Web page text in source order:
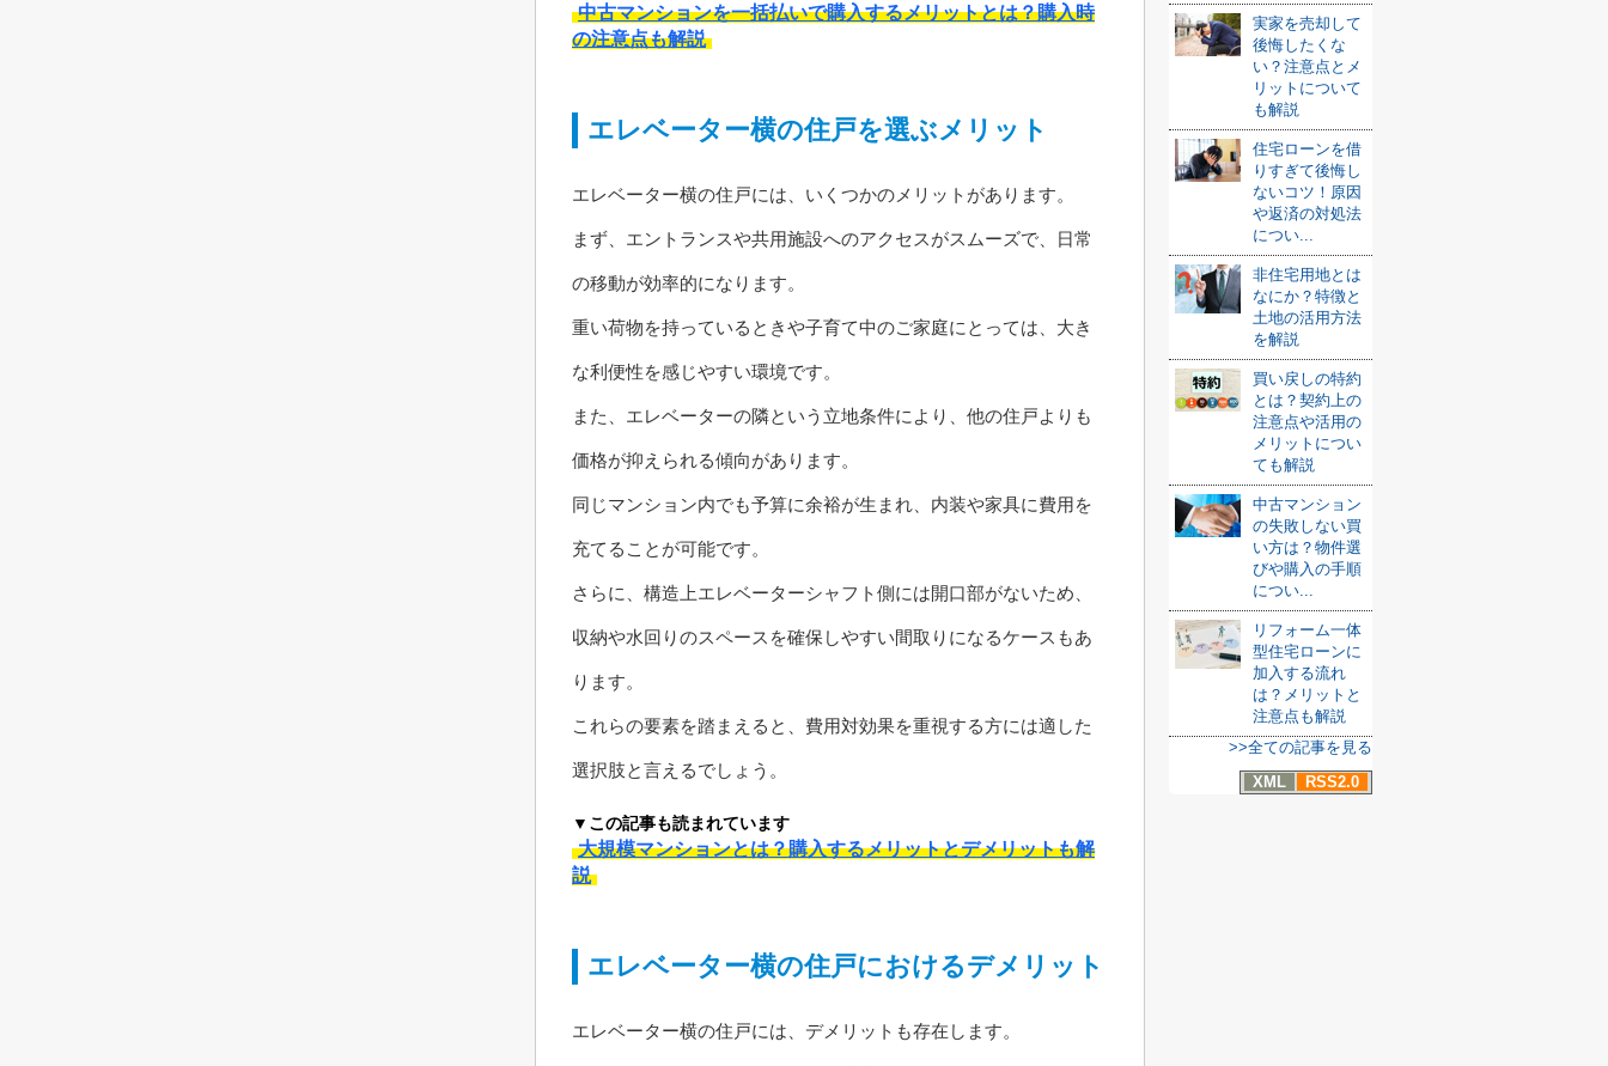
中古マンションを一括払いで購入するメリットとは？購入時
の注意点も解説
エレベーター横の住戸を選ぶメリット
エレベーター横の住戸には、いくつかのメリットがあります。
まず、エントランスや共用施設へのアクセスがスムーズで、日常
の移動が効率的になります。
重い荷物を持っているときや子育て中のご家庭にとっては、大き
な利便性を感じやすい環境です。
また、エレベーターの隣という立地条件により、他の住戸よりも
価格が抑えられる傾向があります。
同じマンション内でも予算に余裕が生まれ、内装や家具に費用を
充てることが可能です。
さらに、構造上エレベーターシャフト側には開口部がないため、
収納や水回りのスペースを確保しやすい間取りになるケースもあ
ります。
これらの要素を踏まえると、費用対効果を重視する方には適した
選択肢と言えるでしょう。
▼この記事も読まれています
大規模マンションとは？購入するメリットとデメリットも解
説
エレベーター横の住戸におけるデメリット
エレベーター横の住戸には、デメリットも存在します。
実家を売却して
後悔したくな
い？注意点とメ
リットについて
も解説
住宅ローンを借
りすぎて後悔し
ないコツ！原因
や返済の対処法
につい...
非住宅用地とは
なにか？特徴と
土地の活用方法
を解説
買い戻しの特約
とは？契約上の
注意点や活用の
メリットについ
ても解説
中古マンション
の失敗しない買
い方は？物件選
びや購入の手順
につい...
リフォーム一体
型住宅ローンに
加入する流れ
は？メリットと
注意点も解説
>>全ての記事を見る
XML
RSS2.0